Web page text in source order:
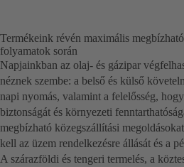
Termékeink révén maximális
folyamatok során
Napjainkban az olaj- és gázipar
néznek szembe: a belső és külső
napi nyomás, valamint a felelősség,
biztonságát és környezeti
megbízható közegszállítási
kell az üzem rendelkezésre állását és a
A szárazföldi és tengeri termelés, a